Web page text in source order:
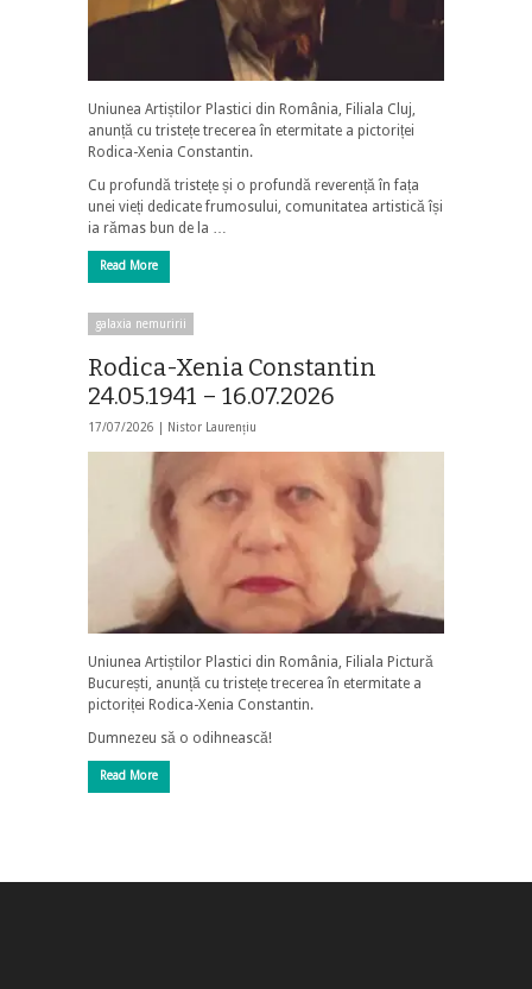
Uniunea Artiștilor Plastici din România, Filiala Cluj,
anunță cu tristețe trecerea în etermitate a pictoriței
Rodica-Xenia Constantin.
Cu profundă tristețe și o profundă reverență în fața
unei vieți dedicate frumosului, comunitatea artistică își
ia rămas bun de la …
Read More
galaxia nemuririi
Rodica-Xenia Constantin
24.05.1941 – 16.07.2026
17/07/2026 | Nistor Laurențiu
Uniunea Artiștilor Plastici din România, Filiala Pictură
București, anunță cu tristețe trecerea în etermitate a
pictoriței Rodica-Xenia Constantin.
Dumnezeu să o odihnească!
Read More